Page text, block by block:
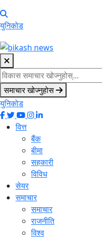
युनिकोड
समाचार खोज्नुहोस
युनिकोड
वित्त
बैंक
बीमा
सहकारी
विविध
सेयर
समाचार
समाचार
राजनीति
विश्व